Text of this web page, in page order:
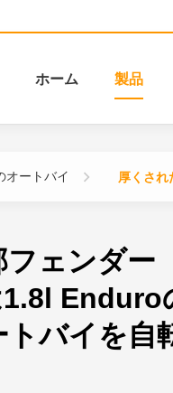
ホーム 製品
オートバイ 厚くさ
ェンダー
Enduro
バイを自